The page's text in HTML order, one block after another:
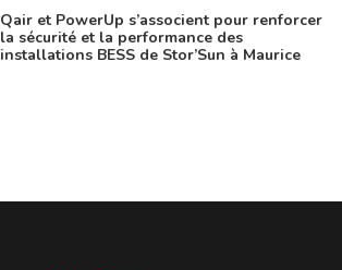
Qair et PowerUp s’associent pour renforcer
la sécurité et la performance des
installations BESS de Stor’Sun à Maurice